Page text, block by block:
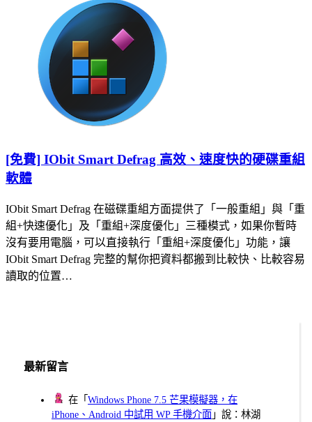
[免費] IObit Smart Defrag 高效、速度快的硬碟重組
軟體
IObit Smart Defrag 在磁碟重組方面提供了「一般重組」與「重
組+快速優化」及「重組+深度優化」三種模式，如果你暫時
沒有要用電腦，可以直接執行「重組+深度優化」功能，讓
IObit Smart Defrag 完整的幫你把資料都搬到比較快、比較容易
讀取的位置…
最新留言
在「Windows Phone 7.5 芒果模擬器，在
iPhone、Android 中試用 WP 手機介面 」說：林湖